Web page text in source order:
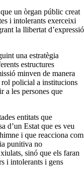
un òrgan públic creat
i intolerants exerceixi
la llibertat d’expressió
una estratègia
estructures
minven de manera
rol policial a institucions
a les persones que
entitats que
d’un Estat que es veu
i que reacciona com
punitiva no
sinó que els faran
i intolerants i gens